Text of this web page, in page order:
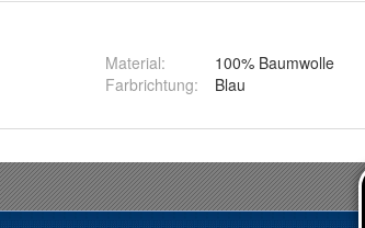
Material:
100% Baumwolle
Farbrichtung: Blau